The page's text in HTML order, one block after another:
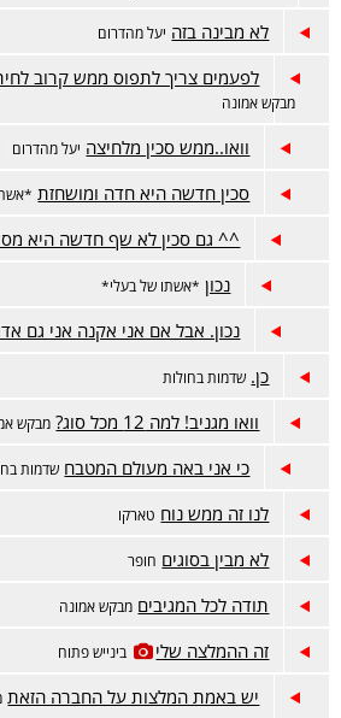
לא מבינה בזה יעל מהדרום
לפעמים צריך לתפוס ממש קרוב
מבקש אמונה
וואו..ממש סכין מלחיצה יעל מהדרום
סכין חדשה היא חדה ומושחזת
^^ גם סכין לא שף חדשה היא
נכון *אשתו של בעלי*
נכון. אבל אם אני אקנה אני גם
כן. שדמות בחולות
וואו מגניב! למה 12 מכל סוג? מבקש
כי אני באה מעולם המטבח שדמות
לנו זה ממש נוח טארקו
לא מבין בסוגים חופר
תודה לכל המגיבים מבקש אמונה
זה ההמלצה שלי בינייש פתוח
יש באמת המלצות על החברה הזאת